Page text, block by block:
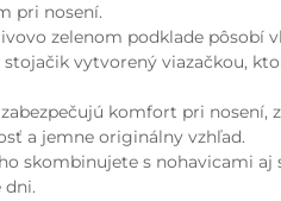
pri nosení.
zelenom podklade pôsobí
vytvorený viazačkou,
komfort pri nosení,
a jemne originálny vzhľad.
skombinujete s nohavicami
dni.